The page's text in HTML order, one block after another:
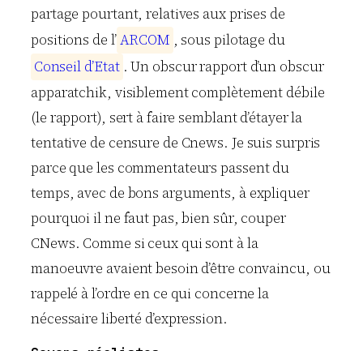
partage pourtant, relatives aux prises de
positions de l’ARCOM , sous pilotage du
Conseil d’Etat . Un obscur rapport d’un obscur
apparatchik, visiblement complètement débile
(le rapport), sert à faire semblant d’étayer la
tentative de censure de Cnews. Je suis surpris
parce que les commentateurs passent du
temps, avec de bons arguments, à expliquer
pourquoi il ne faut pas, bien sûr, couper
CNews. Comme si ceux qui sont à la
manoeuvre avaient besoin d’être convaincu, ou
rappelé à l’ordre en ce qui concerne la
nécessaire liberté d’expression.